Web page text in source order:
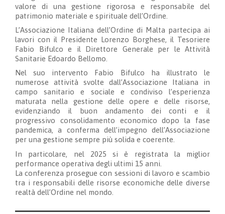
valore di una gestione rigorosa e responsabile del
patrimonio materiale e spirituale dell’Ordine.
L’Associazione Italiana dell’Ordine di Malta partecipa ai
lavori con il Presidente Lorenzo Borghese, il Tesoriere
Fabio Bifulco e il Direttore Generale per le Attività
Sanitarie Edoardo Bellomo.
Nel suo intervento Fabio Bifulco ha illustrato le
numerose attività svolte dall’Associazione Italiana in
campo sanitario e sociale e condiviso l’esperienza
maturata nella gestione delle opere e delle risorse,
evidenziando il buon andamento dei conti e il
progressivo consolidamento economico dopo la fase
pandemica, a conferma dell’impegno dell’Associazione
per una gestione sempre più solida e coerente.
In particolare, nel 2025 si è registrata la miglior
performance operativa degli ultimi 15 anni.
La conferenza prosegue con sessioni di lavoro e scambio
tra i responsabili delle risorse economiche delle diverse
realtà dell’Ordine nel mondo.